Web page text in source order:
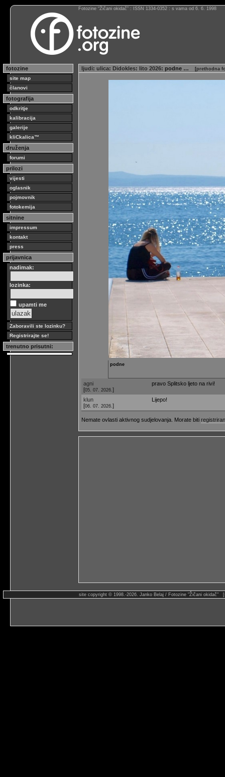
Fotozine “Žičani okidač” : ISSN 1334-0352 : s vama od 6. 6. 1998
fotozine
site map
članovi
fotografija
odkritje
kalibracija
galerije
kliCkalica™
druženja
forumi
prilozi
vijesti
oglasnik
pojmovnik
fotokemija
sitnine
impressum
kontakt
press
prijavnica
nadimak:
lozinka:
upamti me
Zaboravili ste lozinku?
Registrirajte se!
trenutno prisutni:
ljudi: ulica: Didokles: lito 2026: podne … [prethodna
podne
agni
[05. 07. 2026. ]
pravo Splitsko ljeto na rivi!
klun
[06. 07. 2026. ]
Lijepo!
Nemate ovlasti aktivnog sudjelovanja. Morate biti
site copyright © 1998.-2026. Janko Belaj / Fotozine "Žičani okidač"